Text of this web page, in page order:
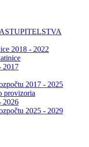
2018 - 2022
2017
2017 - 2025
provizoria
2026
2025 - 2029